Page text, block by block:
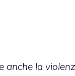
anche la